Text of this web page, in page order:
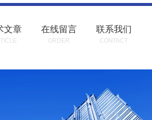
文章 在线留言
ORDER
联系我们
CONTACT